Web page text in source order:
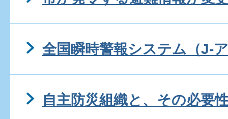
全国瞬時警報システム（J-
自主防災組織と、その必要